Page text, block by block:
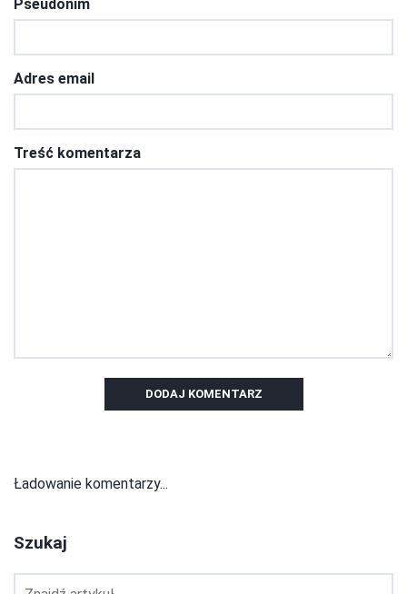
Pseudonim
Adres email
Treść komentarza
DODAJ KOMENTARZ
Ładowanie komentarzy...
Szukaj